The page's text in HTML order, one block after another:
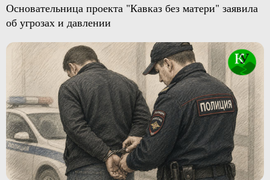
Основательница проекта "Кавказ без матери" заявила
об угрозах и давлении